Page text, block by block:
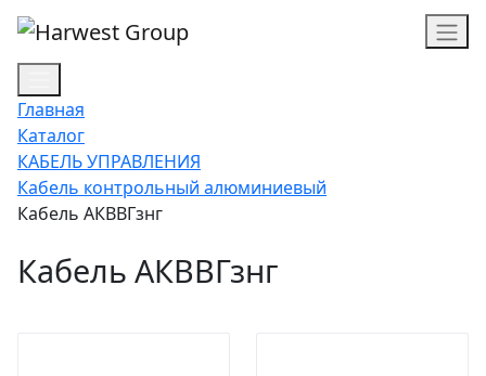
Главная
Каталог
КАБЕЛЬ УПРАВЛЕНИЯ
Кабель контрольный алюминиевый
Кабель АКВВГзнг
Кабель АКВВГзнг